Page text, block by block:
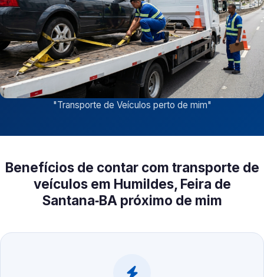
"Transporte de Veículos perto de mim"
Benefícios de contar com transporte de
veículos em Humildes, Feira de
Santana‑BA próximo de mim